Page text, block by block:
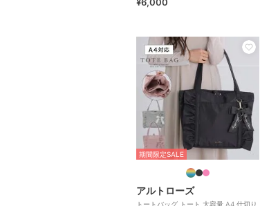
期間限定SALE
アルトローズ
トートバッグ トート 大容量 A4 仕切り